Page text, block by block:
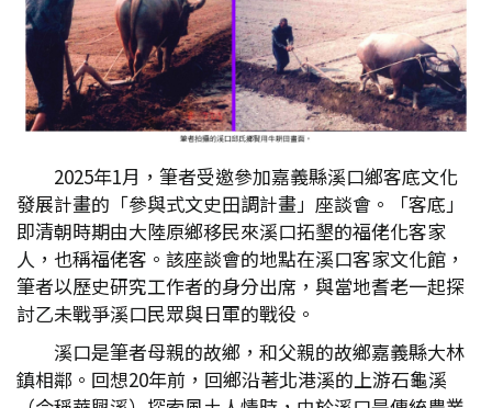
2025年1月，筆者受邀參加嘉義縣溪口鄉客底文化
發展計畫的「參與式文史田調計畫」座談會。「客底」
即清朝時期由大陸原鄉移民來溪口拓墾的福佬化客家
人，也稱福佬客。該座談會的地點在溪口客家文化館，
筆者以歷史研究工作者的身分出席，與當地耆老一起探
討乙未戰爭溪口民眾與日軍的戰役。
溪口是筆者母親的故鄉，和父親的故鄉嘉義縣大林
鎮相鄰。回想20年前，回鄉沿著北港溪的上游石龜溪